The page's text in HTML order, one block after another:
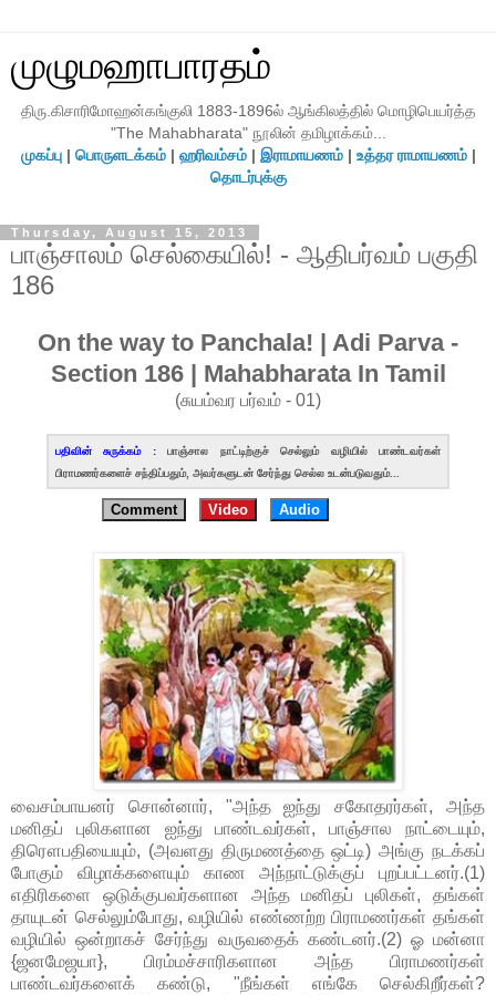
முழுமஹாபாரதம்
திரு.கிசாரிமோஹன்கங்குலி 1883-1896ல் ஆங்கிலத்தில் மொழிபெயர்த்த
"The Mahabharata" நூலின் தமிழாக்கம்...
முகப்பு| பொருளடக்கம்| ஹரிவம்சம்| இராமாயணம்| உத்தர ராமாயணம்|
தொடர்புக்கு
Thursday, August 15, 2013
பாஞ்சாலம் செல்கையில்! - ஆதிபர்வம் பகுதி
186
On the way to Panchala! | Adi Parva -
Section 186 | Mahabharata In Tamil
(சுயம்வர பர்வம் - 01)
பதிவின் சுருக்கம் :பாஞ்சால நாட்டிற்குச் செல்லும் வழியில் பாண்டவர்கள்
பிராமணர்களைச் சந்திப்பதும், அவர்களுடன் சேர்ந்து செல்ல உடன்படுவதும்...
Comment Video Audio
வைசம்பாயனர் சொன்னார், "அந்த ஐந்து சகோதரர்கள், அந்த
மனிதப் புலிகளான ஐந்து பாண்டவர்கள், பாஞ்சால நாட்டையும்,
திரௌபதியையும், (அவளது திருமணத்தை ஒட்டி) அங்கு நடக்கப்
போகும் விழாக்களையும் காண அந்நாட்டுக்குப் புறப்பட்டனர்.(1)
எதிரிகளை ஒடுக்குபவர்களான அந்த மனிதப் புலிகள், தங்கள்
தாயுடன் செல்லும்போது, வழியில் எண்ணற்ற பிராமணர்கள் தங்கள்
வழியில் ஒன்றாகச் சேர்ந்து வருவதைக் கண்டனர்.(2) ஓ மன்னா
{ஜனமேஜயா}, பிரம்மச்சாரிகளான அந்த பிராமணர்கள்
பாண்டவர்களைக் கண்டு, "நீங்கள் எங்கே செல்கிறீர்கள்?